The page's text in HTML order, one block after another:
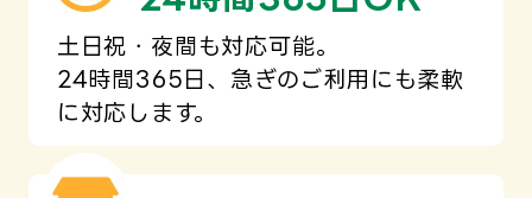
土日祝・夜間も対応可能。
24時間365日、急ぎのご利用にも柔軟
に対応します。